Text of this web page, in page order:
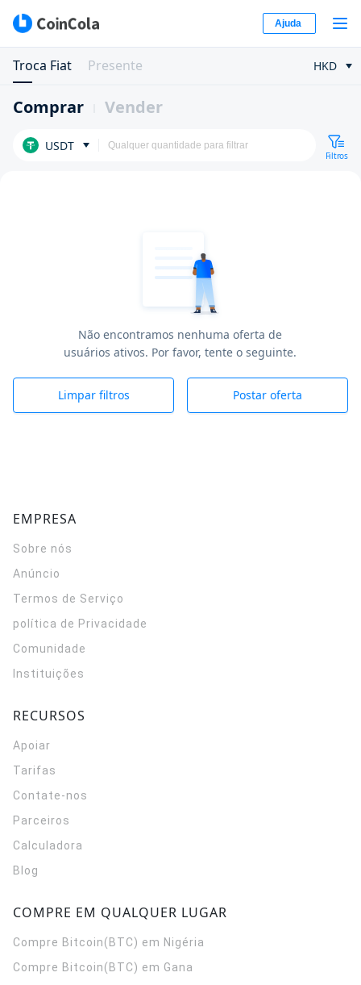
Ajuda
Troca Fiat Presente HKD
Comprar Vender
USDT
Filtros
Não encontramos nenhuma oferta de
usuários ativos. Por favor, tente o seguinte.
Limpar filtros Postar oferta
EMPRESA
Sobre nós
Anúncio
Termos de Serviço
política de Privacidade
Comunidade
Instituições
RECURSOS
Apoiar
Tarifas
Contate-nos
Parceiros
Calculadora
Blog
COMPRE EM QUALQUER LUGAR
Compre Bitcoin(BTC) em Nigéria
Compre Bitcoin(BTC) em Gana